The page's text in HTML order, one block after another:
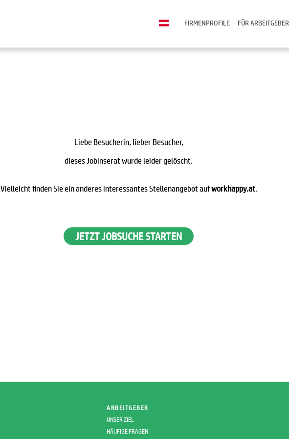
FÜR ARBEITGEBER
FIRMENPROFILE
Liebe Besucherin, lieber Besucher,
dieses Jobinserat wurde leider gelöscht.
Vielleicht finden Sie ein anderes interessantes Stellenangebot aufworkhappy.at.
JETZT JOBSUCHE STARTEN
ARBEITGEBER
UNSER ZIEL
HÄUFIGE FRAGEN